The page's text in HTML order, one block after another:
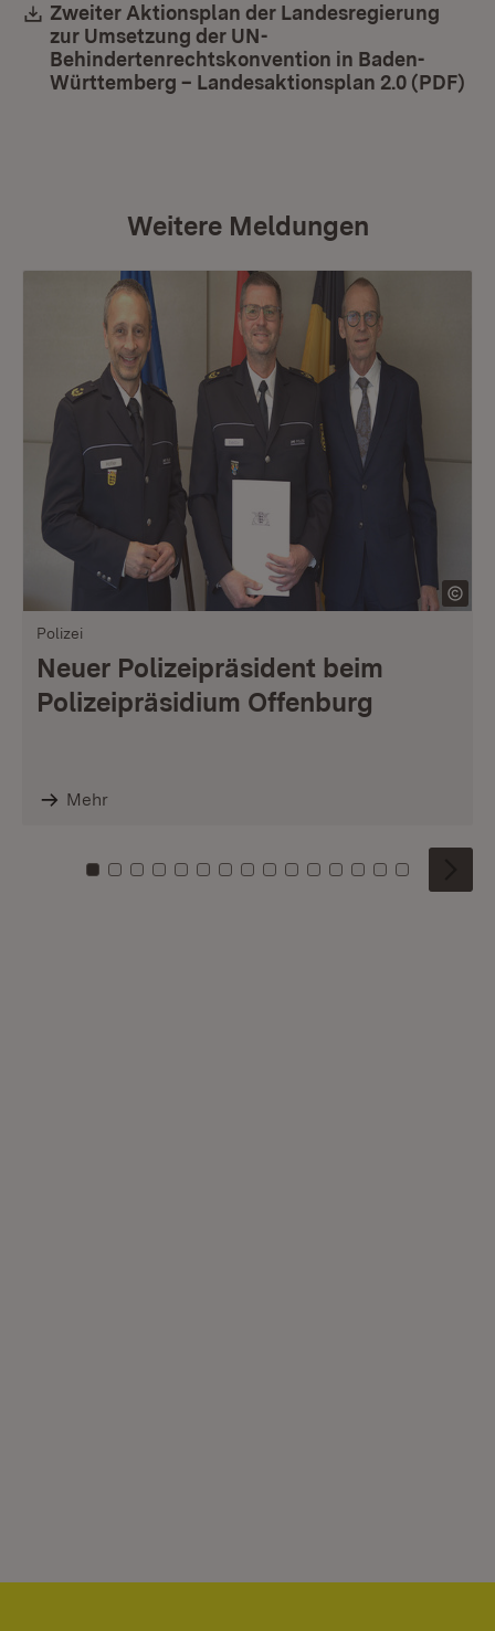
Download:
Zweiter Aktionsplan der Landesregierung
zur Umsetzung der UN-
Behindertenrechtskonvention in Baden-
Württemberg – Landesaktionsplan 2.0 (PDF)
Weitere Meldungen
Polizei
Neuer Polizeipräsident beim
Polizeipräsidium Offenburg
Mehr
Zu Kachel: 0
Zu Kachel: 1
Zu Kachel: 2
Zu Kachel: 3
Zu Kachel: 4
Zu Kachel: 5
Zu Kachel: 6
Zu Kachel: 7
Zu Kachel: 8
Zu Kachel: 9
Zu Kachel: 10
Zu Kachel: 11
Zu Kachel: 12
Zu Kachel:
Zu